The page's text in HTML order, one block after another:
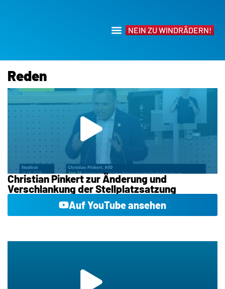
NEIN ZU WINDRÄDERN!
Reden
Christian Pinkert zur Änderung und
Verschlankung der Stellplatzsatzung
Auf YouTube ansehen